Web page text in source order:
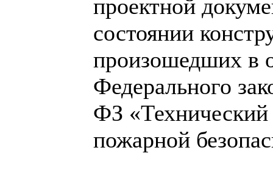
проектной
состоянии
произошедших в
Федерального
ФЗ «Технический
пожарной